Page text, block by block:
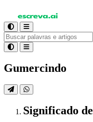
Gumercindo
Significado